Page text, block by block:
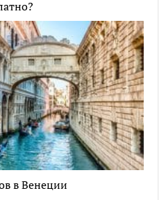
в Венеции